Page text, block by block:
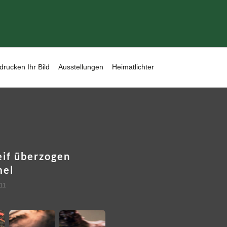
Ihr Bild Ausstellungen Heimatlichter
überzogen